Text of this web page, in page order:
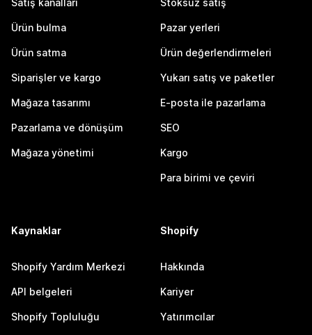
Satış kanalları
Ürün bulma
Ürün satma
Siparişler ve kargo
Mağaza tasarımı
Pazarlama ve dönüşüm
Mağaza yönetimi
Stoksuz satış
Pazar yerleri
Ürün değerlendirmeleri
Yukarı satış ve paketler
E-posta ile pazarlama
SEO
Kargo
Para birimi ve çeviri
Kaynaklar
Shopify Yardım Merkezi
API belgeleri
Shopify Topluluğu
Shopify
Hakkında
Kariyer
Yatırımcılar